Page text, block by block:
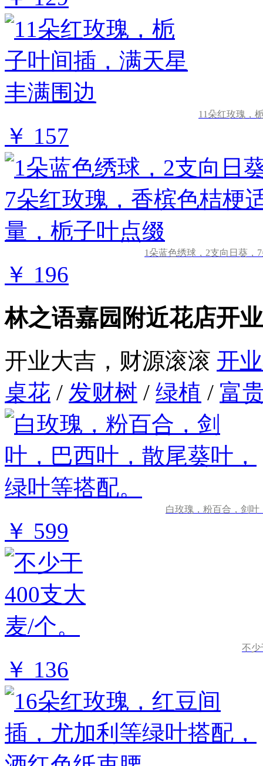
11朵红玫瑰，
￥ 157
1朵蓝色绣球，2支向日葵，
￥ 196
林之语嘉园附近花店开
开业大吉，财源滚滚 开
桌花 / 发财树 / 绿植 / 富
白玫瑰，粉百合，剑
￥ 599
不少
￥ 136